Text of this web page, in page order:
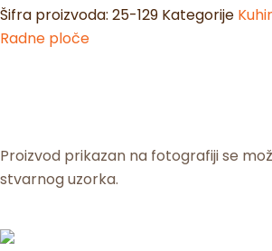
Šifra proizvoda: 25-129 Kategorije
Radne ploče
Proizvod prikazan na fotografiji se
stvarnog uzorka.